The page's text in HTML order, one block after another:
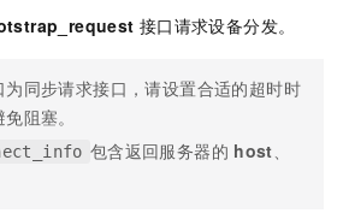
uest 接口请求设备分发。
为同步请求接口，请设置合适的超时时
阻塞。
包含返回服务器的 host